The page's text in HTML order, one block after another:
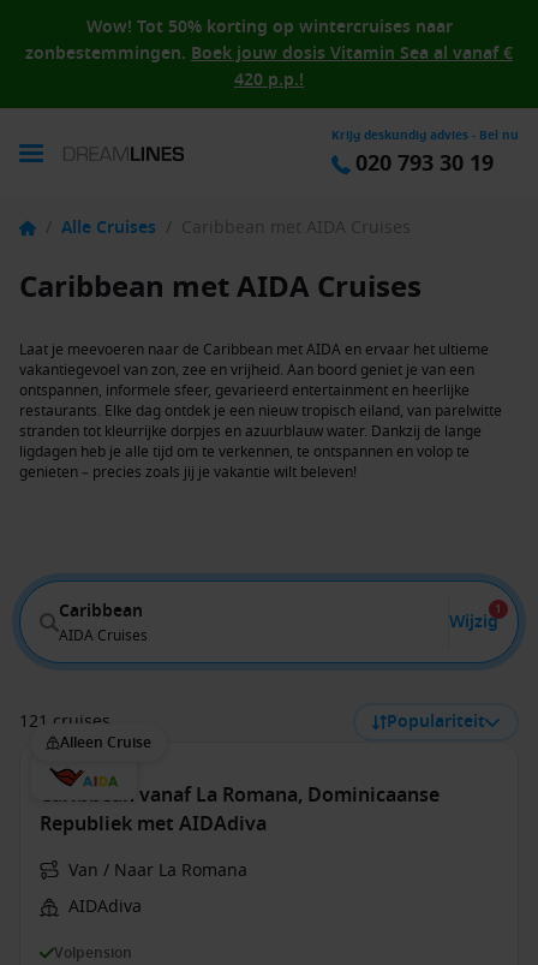
Wow! Tot 50% korting op wintercruises naar
zonbestemmingen. Boek jouw dosis Vitamin Sea al vanaf €
420 p.p.!
Krijg deskundig advies - Bel nu
020 793 30 19
/ Alle Cruises / Caribbean met AIDA Cruises
Caribbean met AIDA Cruises
Laat je meevoeren naar de Caribbean met AIDA en ervaar het ultieme
vakantiegevoel van zon, zee en vrijheid. Aan boord geniet je van een
ontspannen, informele sfeer, gevarieerd entertainment en heerlijke
restaurants. Elke dag ontdek je een nieuw tropisch eiland, van parelwitte
stranden tot kleurrijke dorpjes en azuurblauw water. Dankzij de lange
ligdagen heb je alle tijd om te verkennen, te ontspannen en volop te
genieten – precies zoals jij je vakantie wilt beleven!
Caribbean
AIDA Cruises
Wijzig
1
121 cruises Populariteit
Alleen Cruise
Caribbean vanaf La Romana, Dominicaanse
Republiek met AIDAdiva
Van / Naar La Romana
AIDAdiva
Volpension